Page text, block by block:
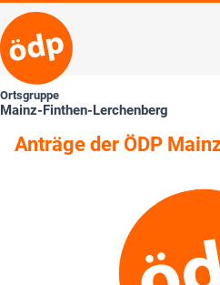
Ortsgruppe
Mainz-Finthen-Lerchenberg
Anträge der ÖDP